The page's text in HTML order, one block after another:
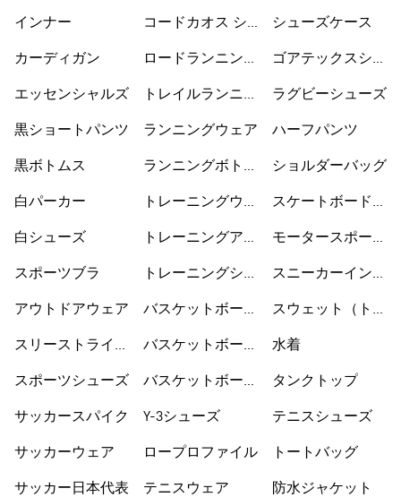
インナー
カーディガン
エッセンシャルズ
黒ショートパンツ
黒ボトムス
白パーカー
白シューズ
スポーツブラ
アウトドアウェア
スリーストライプ
スポーツシューズ
サッカースパイク
サッカーウェア
サッカー日本代表
コードカオス シ
ロードランニング
トレイルランニン
ランニングウェア
ランニングボトム
トレーニングウェ
トレーニングアク
トレーニングシュ
バスケットボール
バスケットボール
バスケットボール
Y-3シューズ
ロープロファイル
テニスウェア
シューズケース
ゴアテックスシュ
ラグビーシューズ
ハーフパンツ
ショルダーバッグ
スケートボードシ
モータースポーツ
スニーカーインソ
スウェット（トレ
水着
タンクトップ
テニスシューズ
トートバッグ
防水ジャケット